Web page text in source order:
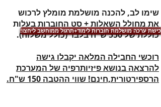
שימו לב, להכנה מושלמת מומלץ לרכוש
את מחולל השאלות + סט החוברות בעלות
כוללת של 550 ש"ח בלבד (כולל משלוח).
רוכשי החבילה המלאה יקבלו גישה
להרצאה בנושא פיזיותרפיה של המערכת
הרספירטורית,חינם! שווי ההטבה 150 ש"ח.
ערכה מושלמת חוברות לימוד+תרגול ממוחשב ליחצו